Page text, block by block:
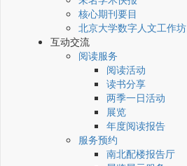
核心期刊要目
北京大学数字人文工作坊
互动交流
阅读服务
阅读活动
读书分享
两季一日活动
展览
年度阅读报告
服务预约
南北配楼报告厅